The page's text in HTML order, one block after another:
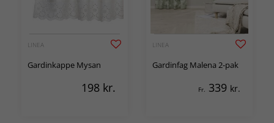
LINEA
Gardinkappe Mysan
198 kr.
LINEA
Gardinfag Malena 2-pak
Fr. 339 kr.